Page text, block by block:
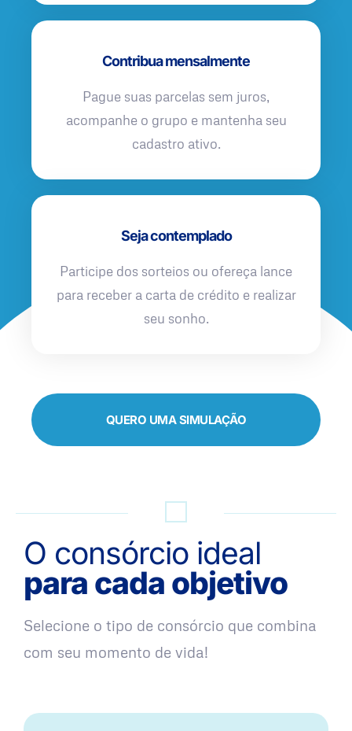
Contribua mensalmente
Pague suas parcelas sem juros,
acompanhe o grupo e mantenha seu
cadastro ativo.
Seja contemplado
Participe dos sorteios ou ofereça lance
para receber a carta de crédito e realizar
seu sonho.
QUERO UMA SIMULAÇÃO
O consórcio ideal
para cada objetivo
Selecione o tipo de consórcio que combina
com seu momento de vida!